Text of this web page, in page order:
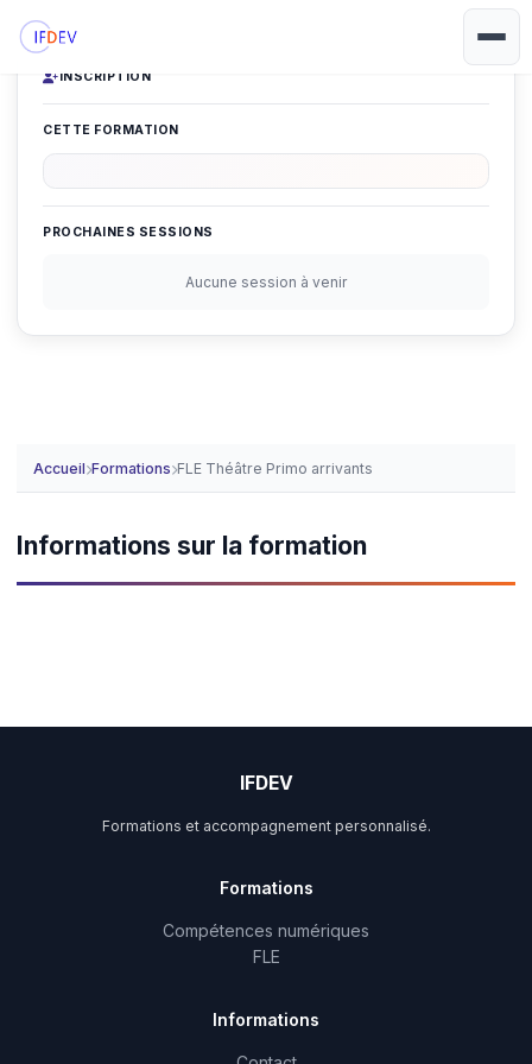
Accueil Formations FLE Théâtre Primo arrivants
Informations sur la formation
INSCRIPTION
CETTE FORMATION
PROCHAINES SESSIONS
Aucune session à venir
IFDEV
Formations et accompagnement personnalisé.
Formations
Compétences numériques
FLE
Informations